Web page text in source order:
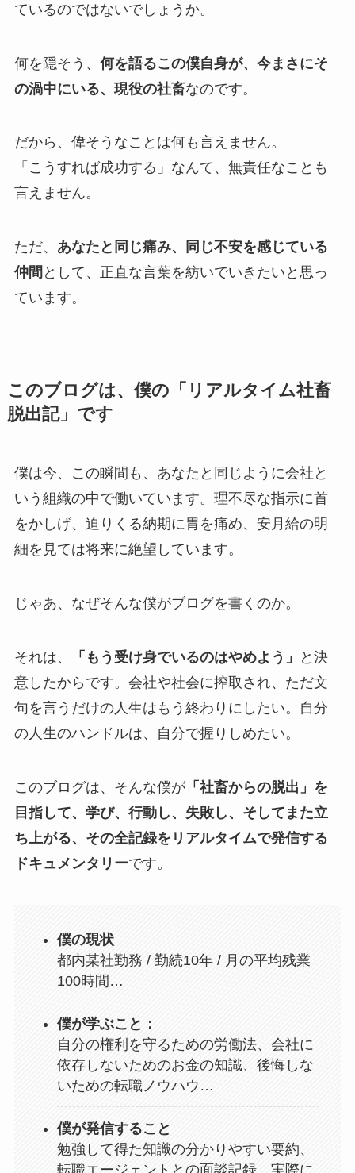
ているのではないでしょうか。
何を隠そう、 何を語るこの僕自身が、今まさにそ
の渦中にいる、現役の社畜なのです。
だから、偉そうなことは何も言えません。
「こうすれば成功する」なんて、無責任なことも
言えません。
ただ、 あなたと同じ痛み、同じ不安を感じている
仲間 として、正直な言葉を紡いでいきたいと思っ
ています。
このブログは、僕の「リアルタイム社畜
脱出記」です
僕は今、この瞬間も、あなたと同じように会社と
いう組織の中で働いています。理不尽な指示に首
をかしげ、迫りくる納期に胃を痛め、安月給の明
細を見ては将来に絶望しています。
じゃあ、なぜそんな僕がブログを書くのか。
それは、 「もう受け身でいるのはやめよう」
と決
意したからです。会社や社会に搾取され、ただ文
句を言うだけの人生はもう終わりにしたい。自分
の人生のハンドルは、自分で握りしめたい。
このブログは、そんな僕が「社畜からの脱出」を
目指して、学び、行動し、失敗し、そしてまた立
ち上がる、その全記録をリアルタイムで発信する
ドキュメンタリーです。
僕の現状
都内某社勤務 / 勤続10年 / 月の平均残業
100時間…
僕が学ぶこと：
自分の権利を守るための労働法、会社に
依存しないためのお金の知識、後悔しな
いための転職ノウハウ…
僕が発信すること
勉強して得た知識の分かりやすい要約、
転職エージェントとの面談記録、実際に